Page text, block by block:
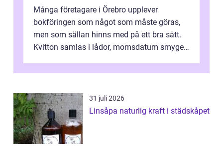
Många företagare i Örebro upplever
bokföringen som något som måste göras,
men som sällan hinns med på ett bra sätt.
Kvitton samlas i lådor, momsdatum smyger
31 juli 2026
Linsåpa naturlig kraft i städskåpet